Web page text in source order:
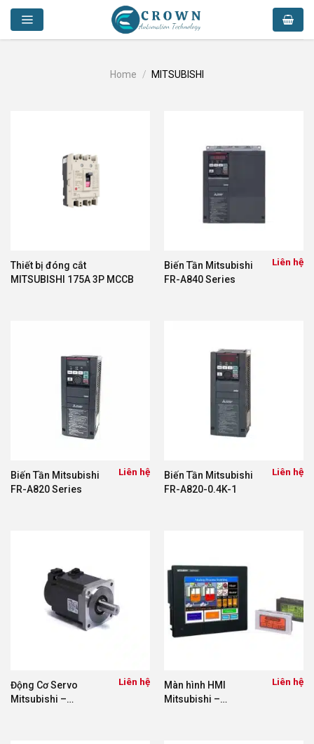
Skip
content
Home / MITSUBISHI
Thiết bị đóng cắt
MITSUBISHI 175A 3P MCCB
Biến Tần Mitsubishi
FR-A840 Series
Liên hệ
Biến Tần Mitsubishi
FR-A820 Series
Liên hệ
Biến Tần Mitsubishi
FR-A820-0.4K-1
Liên hệ
Động Cơ Servo
Mitsubishi –
Liên hệ
Màn hình HMI
Mitsubishi –
Liên hệ